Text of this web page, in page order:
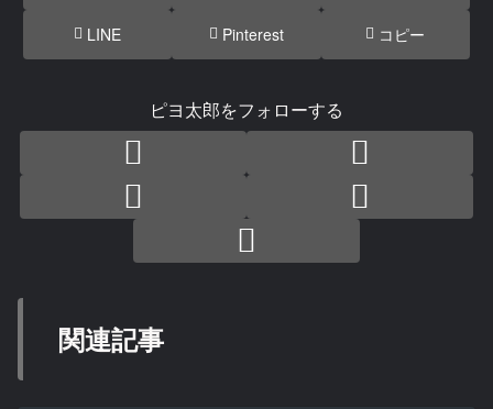
LINE Pinterest コピー
ピヨ太郎をフォローする
関連記事